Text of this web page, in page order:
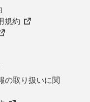
規約
の取り扱いに関